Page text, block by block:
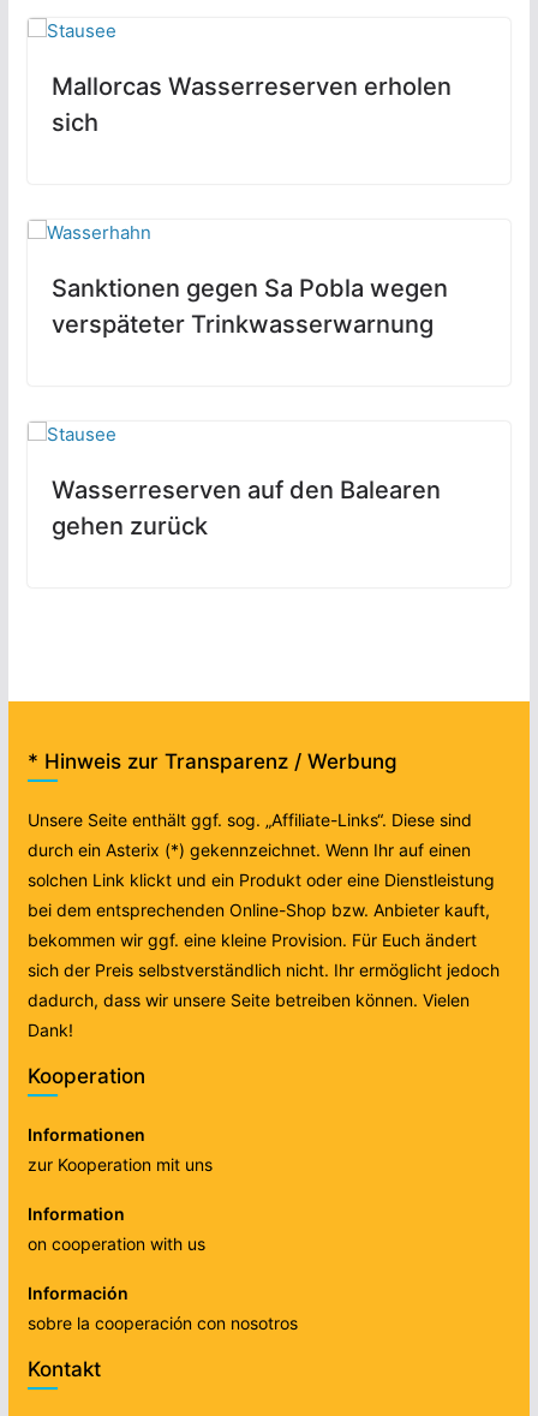
Mallorcas Wasserreserven erholen
sich
Sanktionen gegen Sa Pobla wegen
verspäteter Trinkwasserwarnung
Wasserreserven auf den Balearen
gehen zurück
* Hinweis zur Transparenz / Werbung
Unsere Seite enthält ggf. sog. „Affiliate-Links“. Diese sind
durch ein Asterix (*) gekennzeichnet. Wenn Ihr auf einen
solchen Link klickt und ein Produkt oder eine Dienstleistung
bei dem entsprechenden Online-Shop bzw. Anbieter kauft,
bekommen wir ggf. eine kleine Provision. Für Euch ändert
sich der Preis selbstverständlich nicht. Ihr ermöglicht jedoch
dadurch, dass wir unsere Seite betreiben können. Vielen
Dank!
Kooperation
Informationen
zur Kooperation mit uns
Information
on cooperation with us
Información
sobre la cooperación con nosotros
Kontakt